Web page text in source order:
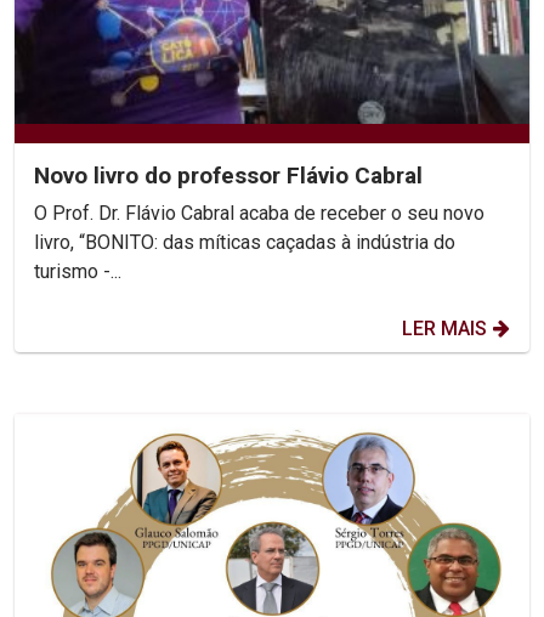
Novo livro do professor Flávio Cabral
O Prof. Dr. Flávio Cabral acaba de receber o seu novo
livro, “BONITO: das míticas caçadas à indústria do
turismo -...
LER MAIS